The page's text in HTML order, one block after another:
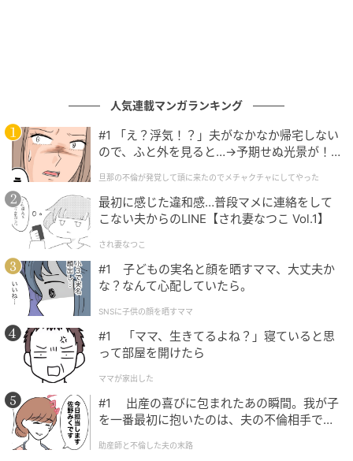
ゆうゆうtime
「インターバル速歩が健康や美容にいいことは理解で
きたけれど、膝が痛いから、そもそも歩けない」とい
う方もいるでしょう。膝や腰の痛みがあると、できる
だけ痛みを感じないように運動を避けがち。
でも膝関節痛を持つ946人の中高年の方々に5カ月間イ
人気連載マンガランキング
#1 「え？浮気！？」夫がなかなか帰宅しない
ので、ふと外を見ると…→予期せぬ光景が！
クチャにしてやった
旦那の不倫が発覚して頭に来たのでメチャクチャにしてやった
最初に感じた違和感…普段マメに連絡をして
こない夫からのLINE【され妻なつこ Vol.1】
され妻なつこ
#1 子どもの実名と顔を晒すママ、大丈夫か
な？なんて心配していたら。
SNSに子供の顔を晒すママ
#1 「ママ、生きてるよね？」寝ていると思
って部屋を開けたら
ママが家出した
#1 出産の喜びに包まれたあの瞬間。我が子
を一番最初に抱いたのは、夫の不倫相手でし
助産師と不倫した夫の末路